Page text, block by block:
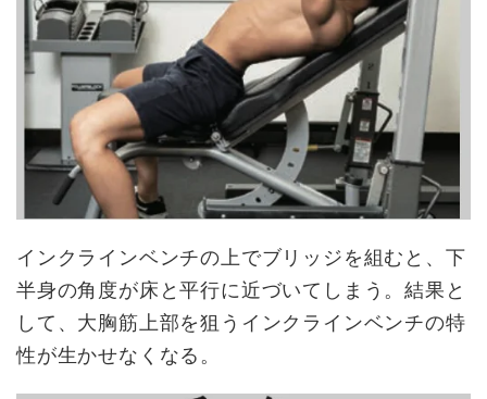
インクラインベンチの上でブリッジを組むと、下
半身の角度が床と平行に近づいてしまう。結果と
して、大胸筋上部を狙うインクラインベンチの特
性が生かせなくなる。